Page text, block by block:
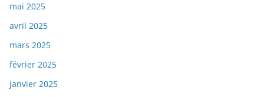
mai 2025
avril 2025
mars 2025
février 2025
janvier 2025